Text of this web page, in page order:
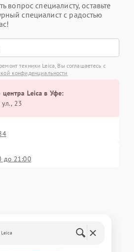
вопрос специалисту, оставьте
специалист с радостью
техники Leica, Вы соглашаетесь с
конфиденциальности
центра Leica в Уфе:
ул., 23
до 21:00